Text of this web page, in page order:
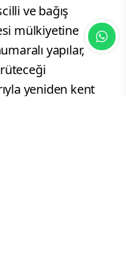
ve bağış
mülkiyetine
yapılar,
yeniden kent